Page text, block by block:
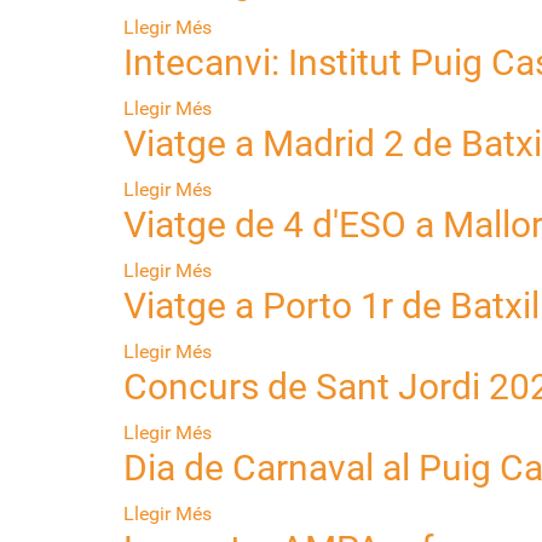
Llegir Més
Intecanvi: Institut Puig
Llegir Més
Viatge a Madrid 2 de
Llegir Més
Viatge de 4 d'ESO a
Llegir Més
Viatge a Porto 1r de
Llegir Més
Concurs de Sant Jordi
Llegir Més
Dia de Carnaval al Puig
Llegir Més